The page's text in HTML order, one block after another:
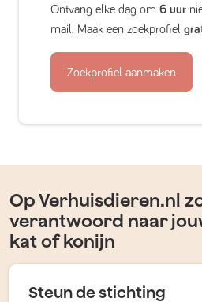
Ontvang elke dag om 6 uur
mail. Maak een zoekprofiel
Zoekprofiel aanmaken
Op Verhuisdieren.nl
verantwoord naar
kat of konijn
Steun de stichting